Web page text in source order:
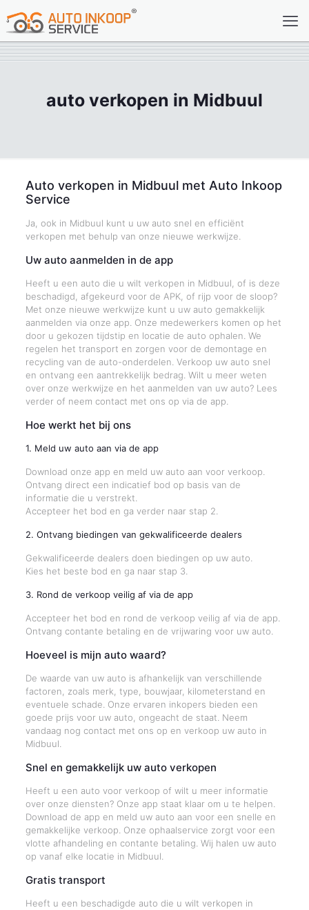
auto verkopen in Midbuul
Auto verkopen in Midbuul met Auto Inkoop
Service
Ja, ook in Midbuul kunt u uw auto snel en efficiënt
verkopen met behulp van onze nieuwe werkwijze.
Uw auto aanmelden in de app
Heeft u een auto die u wilt verkopen in Midbuul, of is deze
beschadigd, afgekeurd voor de APK, of rijp voor de sloop?
Met onze nieuwe werkwijze kunt u uw auto gemakkelijk
aanmelden via onze app. Onze medewerkers komen op het
door u gekozen tijdstip en locatie de auto ophalen. We
regelen het transport en zorgen voor de demontage en
recycling van de auto-onderdelen. Verkoop uw auto snel
en ontvang een aantrekkelijk bedrag. Wilt u meer weten
over onze werkwijze en het aanmelden van uw auto? Lees
verder of neem contact met ons op via de app.
Hoe werkt het bij ons
1. Meld uw auto aan via de app
Download onze app en meld uw auto aan voor verkoop.
Ontvang direct een indicatief bod op basis van de
informatie die u verstrekt.
Accepteer het bod en ga verder naar stap 2.
2. Ontvang biedingen van gekwalificeerde dealers
Gekwalificeerde dealers doen biedingen op uw auto.
Kies het beste bod en ga naar stap 3.
3. Rond de verkoop veilig af via de app
Accepteer het bod en rond de verkoop veilig af via de app.
Ontvang contante betaling en de vrijwaring voor uw auto.
Hoeveel is mijn auto waard?
De waarde van uw auto is afhankelijk van verschillende
factoren, zoals merk, type, bouwjaar, kilometerstand en
eventuele schade. Onze ervaren inkopers bieden een
goede prijs voor uw auto, ongeacht de staat. Neem
vandaag nog contact met ons op en verkoop uw auto in
Midbuul.
Snel en gemakkelijk uw auto verkopen
Heeft u een auto voor verkoop of wilt u meer informatie
over onze diensten? Onze app staat klaar om u te helpen.
Download de app en meld uw auto aan voor een snelle en
gemakkelijke verkoop. Onze ophaalservice zorgt voor een
vlotte afhandeling en contante betaling. Wij halen uw auto
op vanaf elke locatie in Midbuul.
Gratis transport
Heeft u een beschadigde auto die u wilt verkopen in